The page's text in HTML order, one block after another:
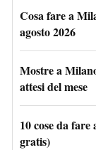
Cosa fare a
agosto 2026
Mostre a
attesi del mese
10 cose da
gratis)